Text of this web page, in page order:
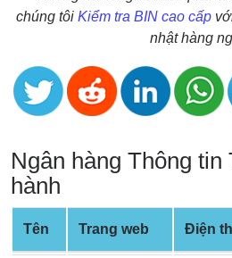
Banks
Credit
Card
Validator
Card
Generator
Random
Credit
Card
chúng tôi Kiểm tra BIN cao cấp
nhật hàng
Ngân hàng Thông
hành
Tên Trang web Điện